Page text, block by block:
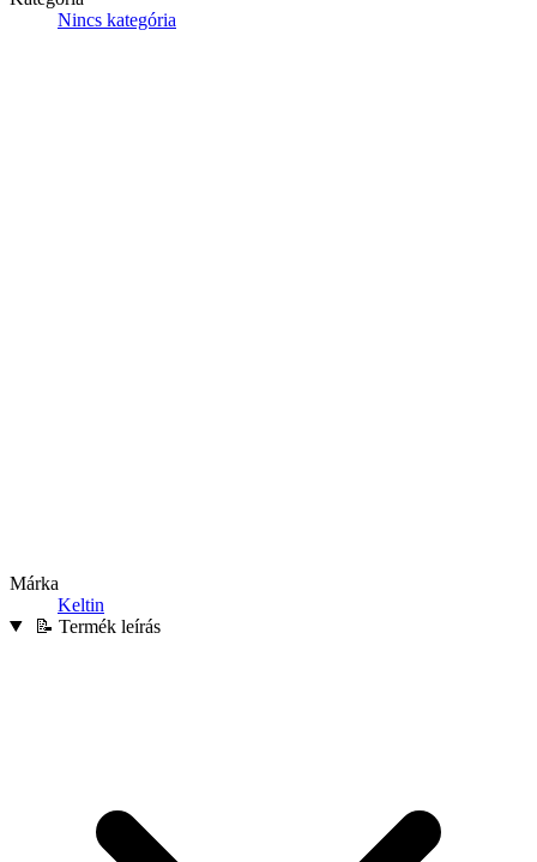
Nincs kategória
Márka
Keltin
📝 Termék leírás